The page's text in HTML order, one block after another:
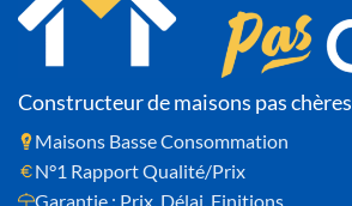
Constructeur de maisons pas chères
Maisons Basse Consommation
N°1 Rapport Qualité/Prix
Garantie : Prix, Délai, Finitions